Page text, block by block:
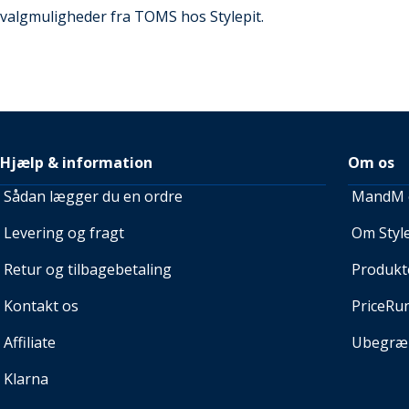
valgmuligheder fra TOMS hos Stylepit.
Hjælp & information
Sådan lægger du en ordre
Levering og fragt
Retur og tilbagebetaling
Kontakt os
Affiliate
Klarna
Om os
MandM
Om